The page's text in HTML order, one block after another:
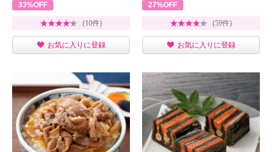
33%OFF
(10件)
お気に入りに登録
27%OFF
(59件)
お気に入りに登録